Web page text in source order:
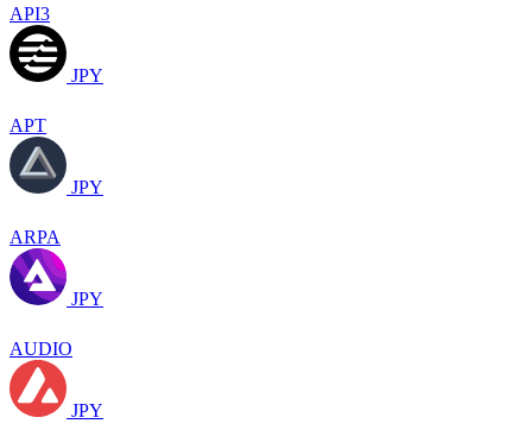
API3
JPY
APT
JPY
ARPA
JPY
AUDIO
JPY